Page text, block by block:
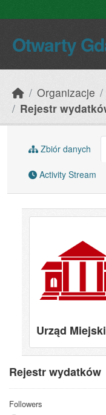
Otwarty
Organizacje
Rejestr
Rejestr wydatków
Followers
Zbiór danych
Activity Stream
Urząd Miejski